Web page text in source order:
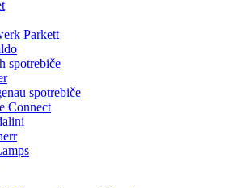
Parkett
spotrebiče
spotrebiče
Connect